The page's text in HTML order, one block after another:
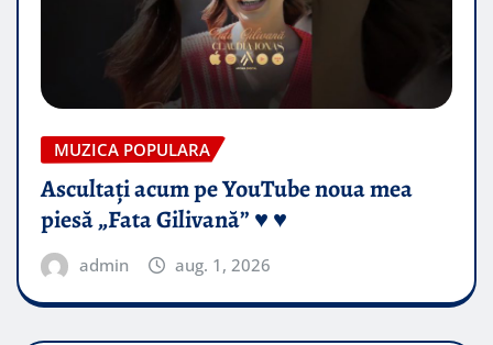
MUZICA POPULARA
Ascultați acum pe YouTube noua mea
piesă „Fata Gilivană” ♥️ ♥️
admin aug. 1, 2026